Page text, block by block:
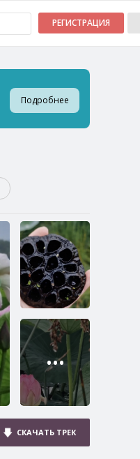
РЕГИСТРАЦИЯ
Подробнее
•••
СКАЧАТЬ ТРЕК